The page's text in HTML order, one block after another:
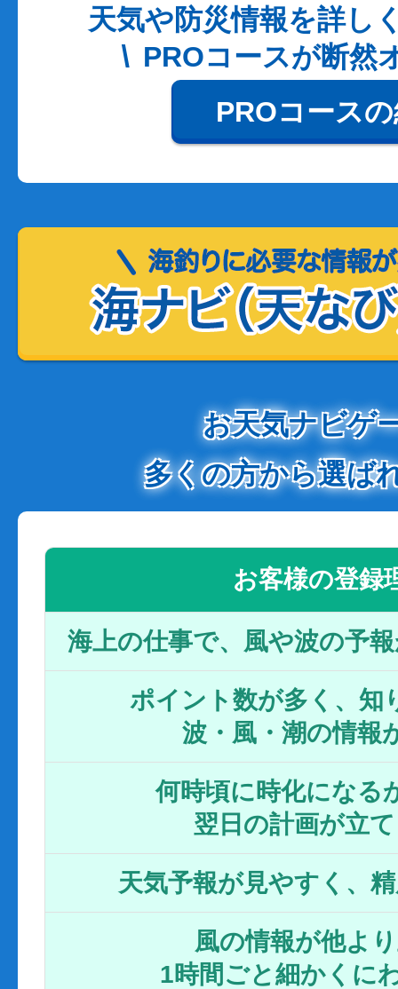
天気や防災情報を詳し
PROコースが断然
PROコース
お天気ナビゲ
多くの方から選ば
お客様の登録
海上の仕事で、風や波の予
ポイント数が多く、知
波・風・潮の情報
何時頃に時化になる
翌日の計画が立
天気予報が見やすく、
風の情報が他よ
1時間ごと細かくに